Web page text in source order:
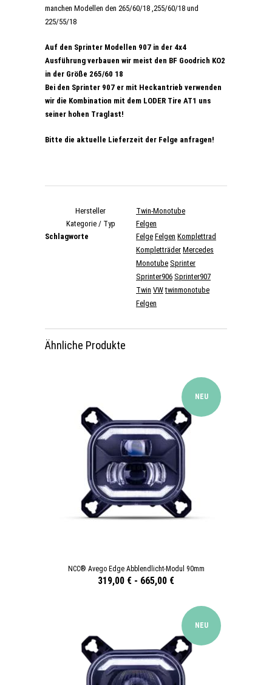
manchen Modellen den 265/60/18 ,255/60/18 und
225/55/18
Auf den Sprinter Modellen 907 in der 4x4
Ausführung verbauen wir meist den BF Goodrich KO2
in der Größe 265/60 18
Bei den Sprinter 907 er mit Heckantrieb verwenden
wir die Kombination mit dem LODER Tire AT1 uns
seiner hohen Traglast!
Bitte die aktuelle Lieferzeit der Felge anfragen!
Hersteller
Twin-Monotube
Kategorie / Typ
Felgen
Schlagworte
Felge Felgen Komplettrad
Kompletträder Mercedes
Monotube Sprinter
Sprinter906 Sprinter907
Twin VW twinmonotube
Felgen
Ähnliche Produkte
NEU
NCC® Avego Edge Abblendlicht-Modul 90mm
319,00 € - 665,00 €
NEU